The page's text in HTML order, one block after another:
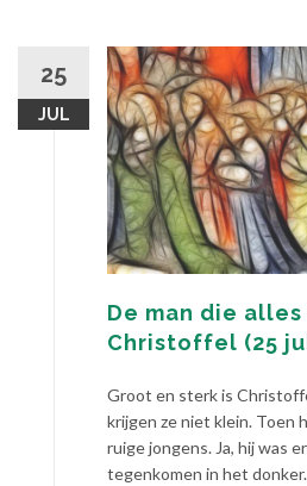
25
JUL
De man die alles
Christoffel (25
Groot en sterk is
krijgen ze niet klein. Toen
ruige jongens. Ja, hij was
tegenkomen in het